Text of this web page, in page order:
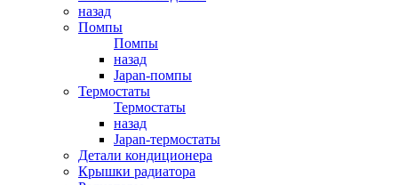
назад
Помпы
Помпы
назад
Japan-помпы
Термостаты
Термостаты
назад
Japan-термостаты
Детали кондиционера
Крышки радиатора